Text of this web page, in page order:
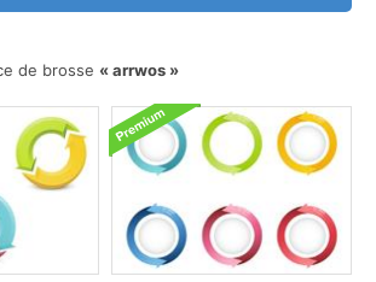
de brosse
arrwos